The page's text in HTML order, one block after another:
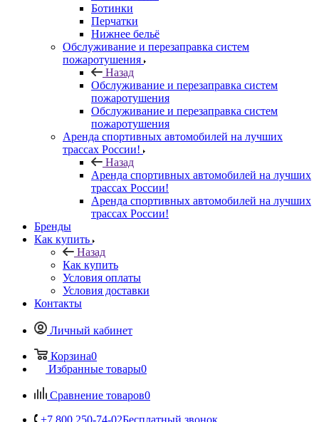
Ботинки
Перчатки
Нижнее бельё
Обслуживание и перезаправка систем
пожаротушения
Назад
Обслуживание и перезаправка систем
пожаротушения
Обслуживание и перезаправка систем
пожаротушения
Аренда спортивных автомобилей на лучших
трассах России!
Назад
Аренда спортивных автомобилей на лучших
трассах России!
Аренда спортивных автомобилей на лучших
трассах России!
Бренды
Как купить
Назад
Как купить
Условия оплаты
Условия доставки
Контакты
Личный кабинет
Корзина0
Избранные товары0
Сравнение товаров0
+7 800 250-74-02Бесплатный звонок